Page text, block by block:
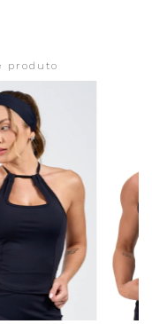
produto